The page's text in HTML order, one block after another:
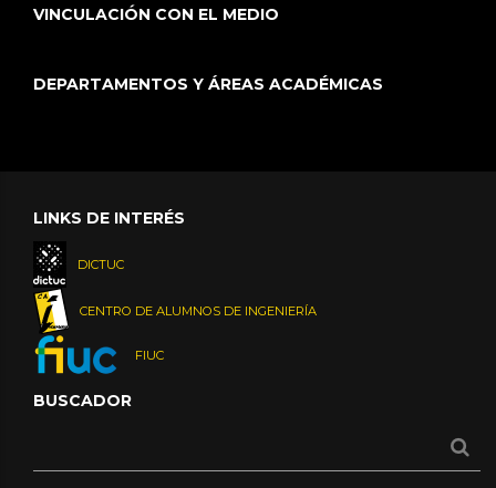
VINCULACIÓN CON EL MEDIO
DEPARTAMENTOS Y ÁREAS ACADÉMICAS
LINKS DE INTERÉS
DICTUC
CENTRO DE ALUMNOS DE INGENIERÍA
FIUC
BUSCADOR